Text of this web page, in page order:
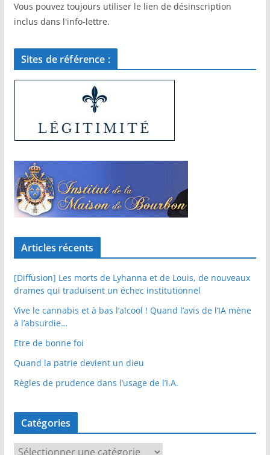
Vous pouvez toujours utiliser le lien de désinscription
inclus dans l'info-lettre.
Sites de référence :
Articles récents
[Diffusion] Les morts de Lyhanna et de Louis, de nouveaux
drames qui traduisent un échec institutionnel
Vive le cannabis et à bas l’alcool ! Quand l’avis de l’IA mène
à l’absurdie…
Etre de bonne foi
Quand la patrie devient un dieu
Règles de prudence dans l’usage de l’I.A.
Catégories